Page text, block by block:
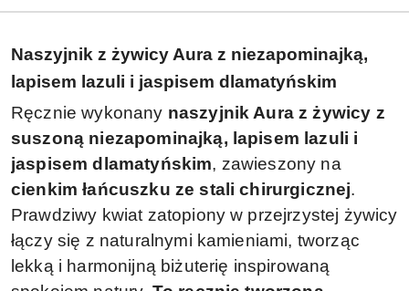
Naszyjnik z żywicy Aura z niezapominajką,
lapisem lazuli i jaspisem dlamatyńskim
Ręcznie wykonany naszyjnik Aura z żywicy z
suszoną niezapominajką, lapisem lazuli i
jaspisem dlamatyńskim, zawieszony na
cienkim łańcuszku ze stali chirurgicznej.
Prawdziwy kwiat zatopiony w przejrzystej żywicy
łączy się z naturalnymi kamieniami, tworząc
lekką i harmonijną biżuterię inspirowaną